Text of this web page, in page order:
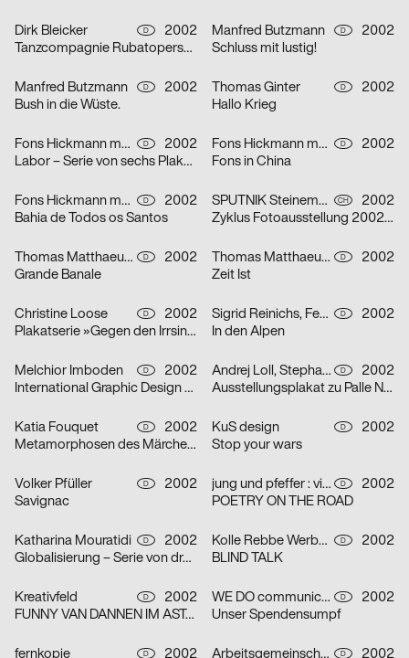
Dirk Bleicker D
2002
Tanzcompagnie Rubatoperson to person Premiere
Manfred Butzmann D
2002
Schluss mit lustig!
Manfred Butzmann D
2002
Bush in die Wüste.
Thomas Ginter D
2002
Hallo Krieg
Fons Hickmann m23 D
2002
Labor – Serie von sechs Plakaten
Fons Hickmann m23 D
2002
Fons in China
Fons Hickmann m23 D
2002
Bahia de Todos os Santos
SPUTNIK Steinemann & Co. CH
2002
Zyklus Fotoausstellung 2002 in der Luzerner Designgalerie – Serie von drei Plakaten
Thomas Matthaeus Müller D
2002
Grande Banale
Thomas Matthaeus Müller D
2002
Zeit Ist
Christine Loose D
2002
Plakatserie »Gegen den Irrsinn«
Sigrid Reinichs, Fenja Spiess D
2002
In den Alpen
Melchior Imboden D
2002
International Graphic Design Education Forum Beijin, China 2002 – Serie von zwei Plakaten
Andrej Loll, Stephanie Marx D
2002
Ausstellungsplakat zu Palle Nielsen
Katia Fouquet D
2002
Metamorphosen des Märchens
KuS design D
2002
Stop your wars
Volker Pfüller D
2002
Savignac
jung und pfeffer : visuelle Kommunikation D
2002
POETRY ON THE ROAD
Katharina Mouratidi D
2002
Globalisierung – Serie von drei Plakaten
Kolle Rebbe Werbeagentur GmbH D
2002
BLIND TALK
Kreativfeld D
2002
FUNNY VAN DANNEN IM ASTA – KELLER
WE DO communication GmbH D
2002
Unser Spendensumpf
fernkopie D
2002
Arbeitsgemeinschaft für visuelle und verbale Kommunikation Uwe Loesch D
2002